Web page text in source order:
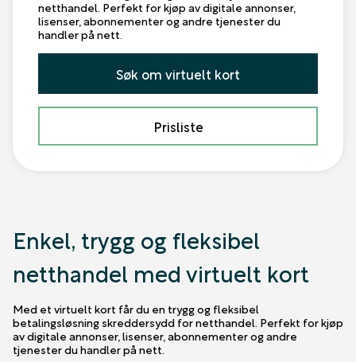
netthandel. Perfekt for kjøp av digitale annonser,
lisenser, abonnementer og andre tjenester du
handler på nett.
Søk om virtuelt kort
Prisliste
Enkel, trygg og fleksibel
netthandel med virtuelt kort
Med et virtuelt kort får du en trygg og fleksibel
betalingsløsning skreddersydd for netthandel. Perfekt for kjøp
av digitale annonser, lisenser, abonnementer og andre
tjenester du handler på nett.